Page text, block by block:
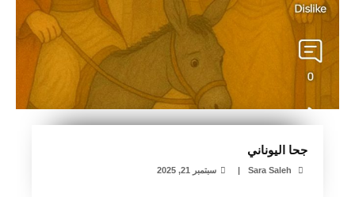
جحا اليوناني
| سبتمبر 21, 2025